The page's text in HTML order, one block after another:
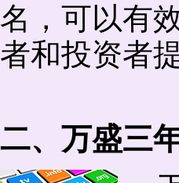
名，可以有
者和投资者
二、万盛三